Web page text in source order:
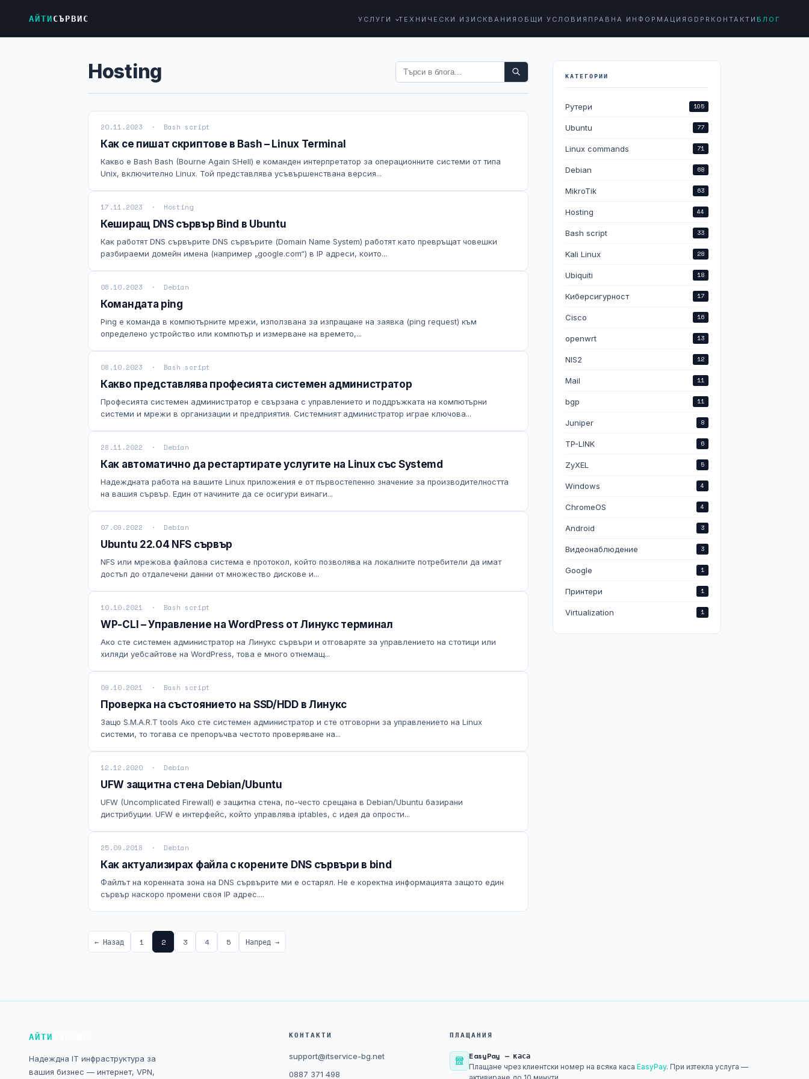
АЙТИСЪРВИС УСЛУГИ ТЕХНИЧЕСКИ ИЗИСКВАНИЯ ОБЩИ УСЛОВИЯ ПРАВНА ИНФОРМАЦИЯ GDPR КОНТАКТИ БЛОГ
Hosting
20.11.2023 · Bash script
Как се пишат скриптове в Bash – Linux Terminal
Какво е Bash Bash (Bourne Again SHell) е команден интерпретатор за операционните системи от типа
Unix, включително Linux. Той представлява усъвършенствана версия...
17.11.2023 · Hosting
Кеширащ DNS сървър Bind в Ubuntu
Как работят DNS сървърите DNS сървърите (Domain Name System) работят като превръщат човешки
разбираеми домейн имена (например „google.com“) в IP адреси, които...
08.10.2023 · Debian
Командата ping
Ping е команда в компютърните мрежи, използвана за изпращане на заявка (ping request) към
определено устройство или компютър и измерване на времето,...
08.10.2023 · Bash script
Какво представлява професията системен администратор
Професията системен администратор е свързана с управлението и поддръжката на компютърни
системи и мрежи в организации и предприятия. Системният администратор играе ключова...
28.11.2022 · Debian
Как автоматично да рестартирате услугите на Linux със Systemd
Надеждната работа на вашите Linux приложения е от първостепенно значение за производителността
на вашия сървър. Един от начините да се осигури винаги...
07.09.2022 · Debian
Ubuntu 22.04 NFS сървър
NFS или мрежова файлова система е протокол, който позволява на локалните потребители да имат
достъп до отдалечени данни от множество дискове и...
10.10.2021 · Bash script
WP-CLI – Управление на WordPress от Линукс терминал
Ако сте системен администратор на Линукс сървъри и отговаряте за управлението на стотици или
хиляди уебсайтове на WordPress, това е много отнемащ...
09.10.2021 · Bash script
Проверка на състоянието на SSD/HDD в Линукс
Защо S.M.A.R.T tools Ако сте системен администратор и сте отговорни за управлението на Linux
системи, то тогава се препоръчва честото проверяване на...
12.12.2020 · Debian
UFW защитна стена Debian/Ubuntu
UFW (Uncomplicated Firewall) е защитна стена, по-често срещана в Debian/Ubuntu базирани
дистрибуции. UFW е интерфейс, който управлява iptables, с идея да опрости...
25.09.2018 · Debian
Как актуализирах файла с корените DNS сървъри в bind
Файлът на коренната зона на DNS сървърите ми е остарял. Не е коректна информацията защото един
сървър наскоро промени своя IP адрес....
← Назад 1 2 3 4 5 Напред →
КАТЕГОРИИ
Рутери 105
Ubuntu 77
Linux commands 71
Debian 68
MikroTik 63
Hosting 44
Bash script 33
Kali Linux 28
Ubiquiti 18
Киберсигурност 17
Cisco 16
openwrt 13
NIS2 12
Mail 11
bgp 11
Juniper 8
TP-LINK 6
ZyXEL 5
Windows 4
ChromeOS 4
Android 3
Видеонаблюдение 3
Google 1
Принтери 1
Virtualization 1
АЙТИ
Надеждна IT инфраструктура за
вашия бизнес — интернет, VPN,
КОНТАКТИ
support@itservice-bg.net
0887 371 498
ПЛАЩАНИЯ
EasyPay — каса
Плащане чрез клиентски номер на всяка касаEasyPay. При изтекла услуга —